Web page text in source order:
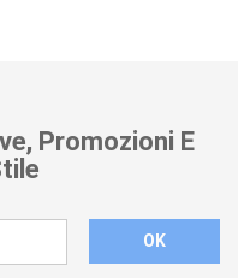
Promozioni E